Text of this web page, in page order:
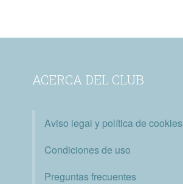
ACERCA DEL CLUB
Aviso legal y política de cookies
Condiciones de uso
Preguntas frecuentes